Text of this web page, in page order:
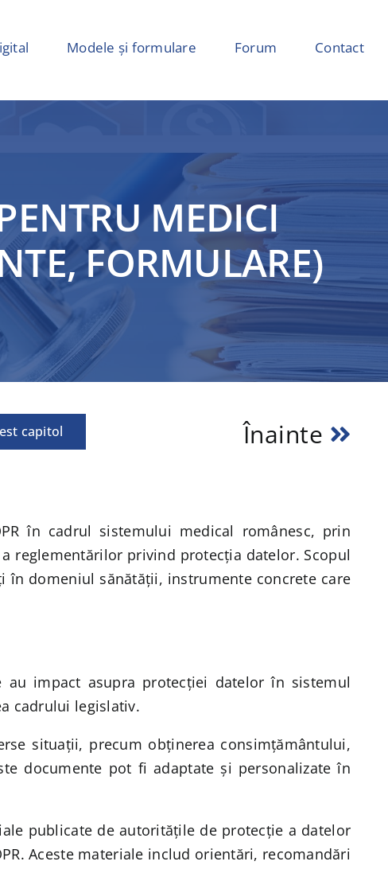
Modele și formulare Forum Contact
MEDICI
FORMULARE)
capitol Înainte
în cadrul sistemului medical românesc, prin
reglementărilor privind protecția datelor. Scopul
domeniul sănătății, instrumente concrete care
impact asupra protecției datelor în sistemul
cadrului legislativ.
situații, precum obținerea consimțământului,
documente pot fi adaptate și personalizate în
publicate de autoritățile de protecție a datelor
Aceste materiale includ orientări, recomandări